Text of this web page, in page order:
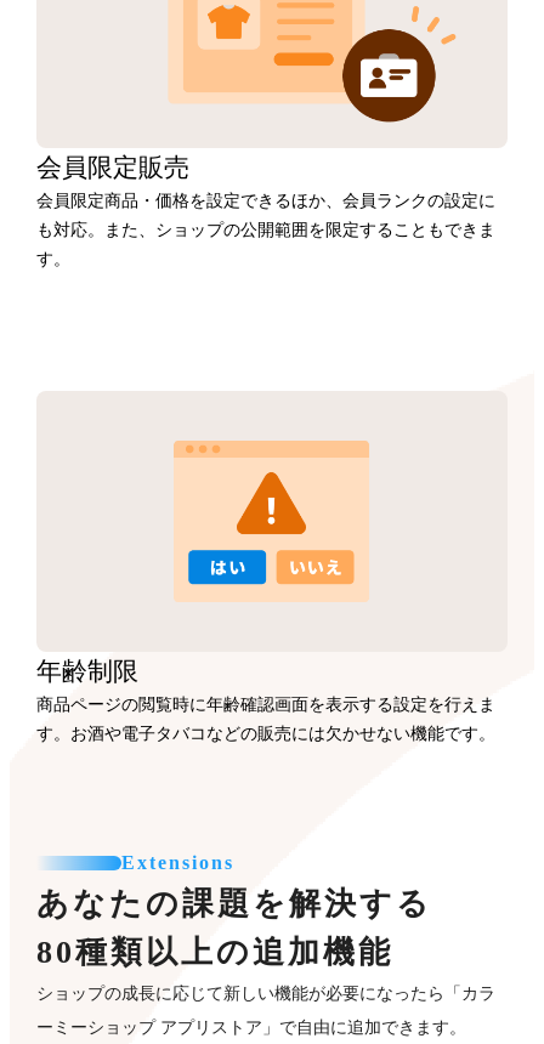
会員限定販売
会員限定商品・価格を設定できるほか、会員ランクの設定に
も対応。また、ショップの公開範囲を限定することもできま
す。
年齢制限
商品ページの閲覧時に年齢確認画面を表示する設定を行えま
す。お酒や電子タバコなどの販売には欠かせない機能です。
Extensions
あなたの課題を解決する
80種類以上の追加機能
ショップの成長に応じて新しい機能が必要になったら「カラ
ーミーショップ アプリストア」で自由に追加できます。